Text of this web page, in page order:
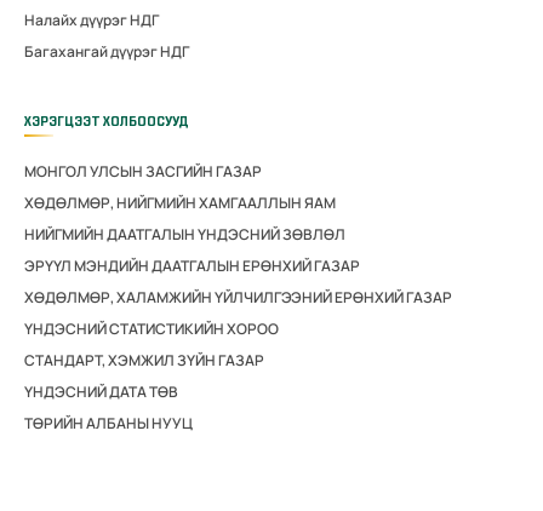
Налайх дүүрэг НДГ
Багахангай дүүрэг НДГ
ХЭРЭГЦЭЭТ ХОЛБООСУУД
МОНГОЛ УЛСЫН ЗАСГИЙН ГАЗАР
ХӨДӨЛМӨР, НИЙГМИЙН ХАМГААЛЛЫН ЯАМ
НИЙГМИЙН ДААТГАЛЫН ҮНДЭСНИЙ ЗӨВЛӨЛ
ЭРҮҮЛ МЭНДИЙН ДААТГАЛЫН ЕРӨНХИЙ ГАЗАР
ХӨДӨЛМӨР, ХАЛАМЖИЙН ҮЙЛЧИЛГЭЭНИЙ ЕРӨНХИЙ ГАЗАР
ҮНДЭСНИЙ СТАТИСТИКИЙН ХОРОО
СТАНДАРТ, ХЭМЖИЛ ЗҮЙН ГАЗАР
ҮНДЭСНИЙ ДАТА ТӨВ
ТӨРИЙН АЛБАНЫ НУУЦ